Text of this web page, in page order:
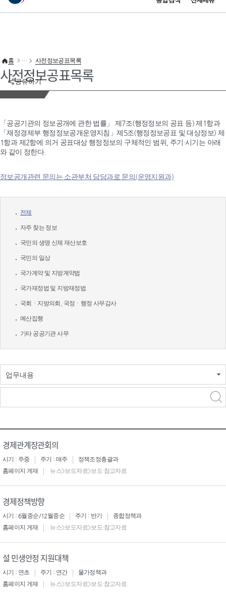
이 누리집은 대한민국 공식 전자정부 누리집입니다.
공유하기
홈 사전정보공표목록
사전정보공표목록
「공공기관의 정보공개에 관한 법률」 제7조(행정정보의 공표 등) 제1항과
「재정경제부 행정정보공개운영지침」제5조(행정정보공표 및 대상정보) 제
1항과 제2항에 의거 공표대상 행정정보의 구체적인 범위, 주기·시기는 아래
와 같이 정한다.
정보공개관련 문의는 소관부처 담당과로 문의(운영지원과)
전체
자주 찾는 정보
국민의 생명 신체 재산보호
국민의 일상
국가계약 및 지방계약법
국가재정법 및 지방재정법
국회ㆍ지방의회, 국정ㆍ행정 사무감사
예산집행
기타 공공기관 사무
업무내용
경제관계장관회의
시기 : 주중 주기 : 매주
정책조정총괄과
홈페이지 게재
뉴스>보도자료>보도·참고자료
경제정책방향
시기 : 6월중순/12월중순 주기 : 반기
종합정책과
홈페이지 게재
뉴스>보도자료>보도·참고자료
설 민생안정 지원대책
시기 : 연초 주기 : 연간
물가정책과
홈페이지 게재
뉴스>보도자료>보도·참고자료